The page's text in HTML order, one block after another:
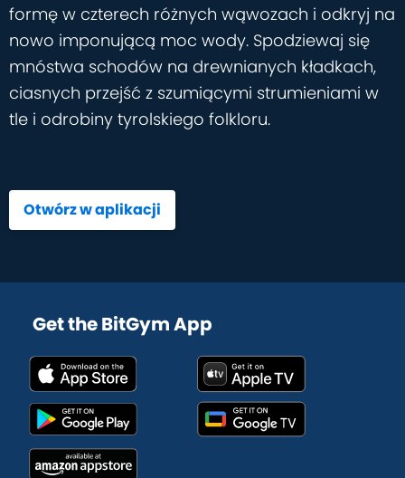
formę w czterech różnych wąwozach i odkryj na
nowo imponującą moc wody. Spodziewaj się
mnóstwa schodów na drewnianych kładkach,
ciasnych przejść z szumiącymi strumieniami w
tle i odrobiny tyrolskiego folkloru.
Otwórz w aplikacji
Get the BitGym App